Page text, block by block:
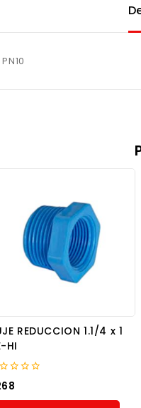
REDUCCION 1.1/4 x 1
HI